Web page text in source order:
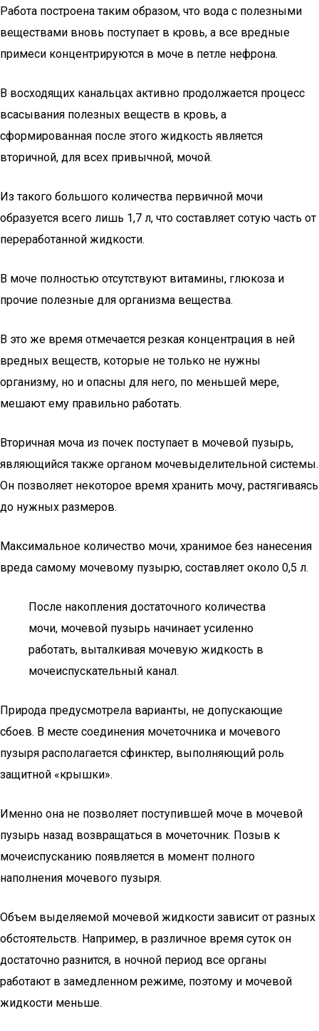
Работа построена таким образом, что вода с полезными
веществами вновь поступает в кровь, а все вредные
примеси концентрируются в моче в петле нефрона.
В восходящих канальцах активно продолжается процесс
всасывания полезных веществ в кровь, а
сформированная после этого жидкость является
вторичной, для всех привычной, мочой.
Из такого большого количества первичной мочи
образуется всего лишь 1,7 л, что составляет сотую часть от
переработанной жидкости.
В моче полностью отсутствуют витамины, глюкоза и
прочие полезные для организма вещества.
В это же время отмечается резкая концентрация в ней
вредных веществ, которые не только не нужны
организму, но и опасны для него, по меньшей мере,
мешают ему правильно работать.
Вторичная моча из почек поступает в мочевой пузырь,
являющийся также органом мочевыделительной системы.
Он позволяет некоторое время хранить мочу, растягиваясь
до нужных размеров.
Максимальное количество мочи, хранимое без нанесения
вреда самому мочевому пузырю, составляет около 0,5 л.
После накопления достаточного количества
мочи, мочевой пузырь начинает усиленно
работать, выталкивая мочевую жидкость в
мочеиспускательный канал.
Природа предусмотрела варианты, не допускающие
сбоев. В месте соединения мочеточника и мочевого
пузыря располагается сфинктер, выполняющий роль
защитной «крышки».
Именно она не позволяет поступившей моче в мочевой
пузырь назад возвращаться в мочеточник. Позыв к
мочеиспусканию появляется в момент полного
наполнения мочевого пузыря.
Объем выделяемой мочевой жидкости зависит от разных
обстоятельств. Например, в различное время суток он
достаточно разнится, в ночной период все органы
работают в замедленном режиме, поэтому и мочевой
жидкости меньше.